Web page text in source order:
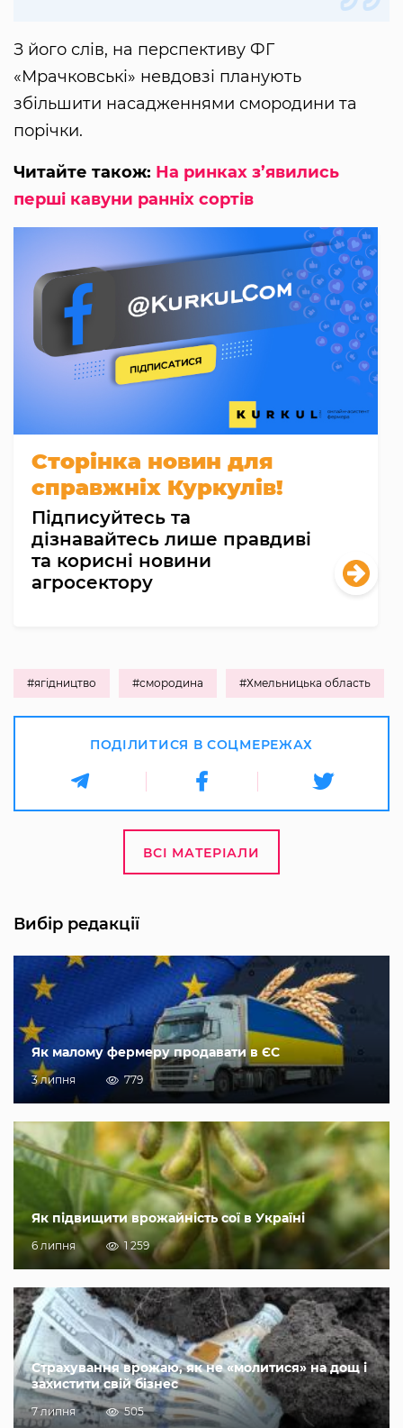
З його слів, на перспективу ФГ
«Мрачковські» невдовзі планують
збільшити насадженнями смородини та
порічки.
Читайте також: На ринках з’явились
перші кавуни ранніх сортів
Сторінка новин для
справжніх Куркулів!
Підписуйтесь та
дізнавайтесь лише правдиві
та корисні новини
агросектору
#ягідництво #смородина #Хмельницька область
ПОДІЛИТИСЯ В СОЦМЕРЕЖАХ
ВСІ МАТЕРІАЛИ
Вибір редакції
Як малому фермеру продавати в ЄС
3 липня 779
Як підвищити врожайність сої в Україні
6 липня 1 259
Страхування врожаю, як не «молитися» на дощ і
захистити свій бізнес
7 липня 505